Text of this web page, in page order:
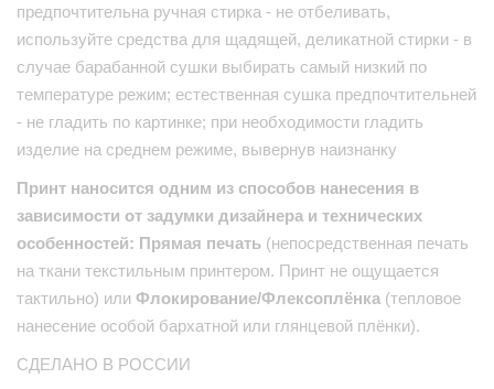
предпочтительна ручная стирка - не отбеливать,
используйте средства для щадящей, деликатной стирки - в
случае барабанной сушки выбирать самый низкий по
температуре режим; естественная сушка предпочтительней
- не гладить по картинке; при необходимости гладить
изделие на среднем режиме, вывернув наизнанку
Принт наносится одним из способов нанесения в
зависимости от задумки дизайнера и технических
особенностей: Прямая печать (непосредственная печать
на ткани текстильным принтером. Принт не ощущается
тактильно) или Флокирование/Флексоплёнка (тепловое
нанесение особой бархатной или глянцевой плёнки).
СДЕЛАНО В РОССИИ